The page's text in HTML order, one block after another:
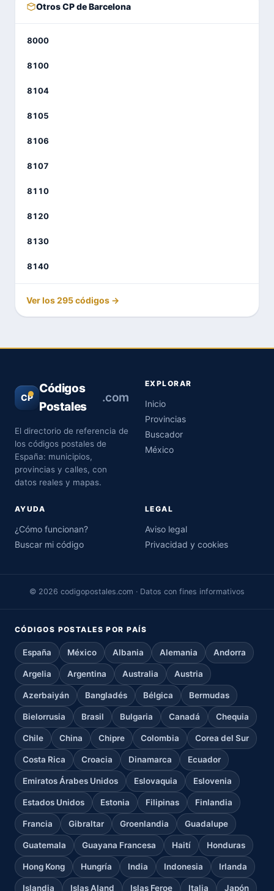
Otros CP de Barcelona
8000
8100
8104
8105
8106
8107
8110
8120
8130
8140
Ver los 295 códigos →
CP
Códigos
Postales
.com
El directorio de referencia de
los códigos postales de
España: municipios,
provincias y calles, con
datos reales y mapas.
EXPLORAR
Inicio
Provincias
Buscador
México
AYUDA
¿Cómo funcionan?
Buscar mi código
LEGAL
Aviso legal
Privacidad y cookies
© 2026 codigopostales.com · Datos con fines informativos
CÓDIGOS POSTALES POR PAÍS
España México Albania Alemania Andorra
Argelia Argentina Australia Austria
Azerbaiyán Bangladés Bélgica Bermudas
Bielorrusia Brasil Bulgaria Canadá Chequia
Chile China Chipre Colombia Corea del Sur
Costa Rica Croacia Dinamarca Ecuador
Emiratos Árabes Unidos Eslovaquia Eslovenia
Estados Unidos Estonia Filipinas Finlandia
Francia Gibraltar Groenlandia Guadalupe
Guatemala Guayana Francesa Haití Honduras
Hong Kong Hungría India Indonesia Irlanda
Islandia Islas Aland Islas Feroe Italia Japón